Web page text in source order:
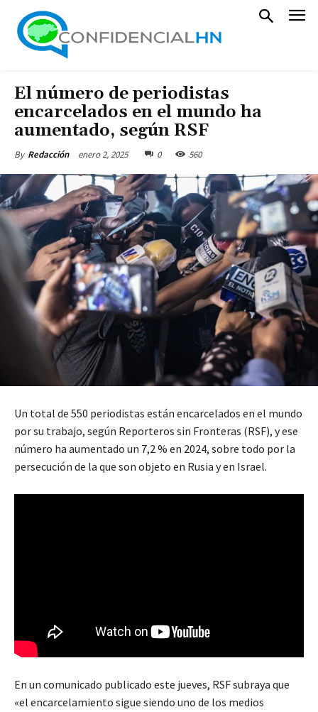
El número de periodistas
encarcelados en el mundo ha
aumentado, según RSF
By Redacción enero 2, 2025 0 560
Un total de 550 periodistas están encarcelados en el mundo
por su trabajo, según Reporteros sin Fronteras (RSF), y ese
número ha aumentado un 7,2 % en 2024, sobre todo por la
persecución de la que son objeto en Rusia y en Israel.
En un comunicado publicado este jueves, RSF subraya que
«el encarcelamiento sigue siendo uno de los medios